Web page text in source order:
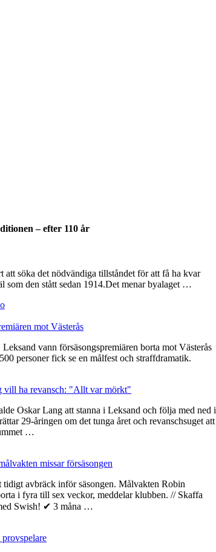
– efter 110 år
söka det nödvändiga tillståndet för att få ha kvar
som den stått sedan 1914.Det menar byalaget …
mot Västerås
vann försäsongspremiären borta mot Västerås
personer fick se en målfest och straffdramatik.
vill ha revansch: "Allt var mörkt"
Oskar Lang att stanna i Leksand och följa med ned i
29-åringen om det tunga året och revanschsuget att
…
missar försäsongen
tidigt avbräck inför säsongen. Målvakten Robin
i fyra till sex veckor, meddelar klubben. // Skaffa
Swish! ✔ 3 måna …